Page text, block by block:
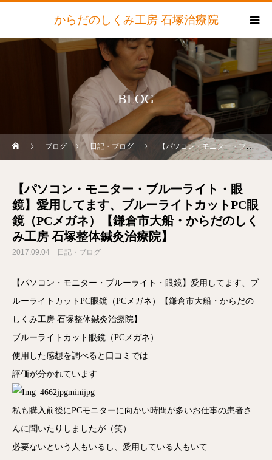
からだのしくみ工房 石塚治療院
BLOG
ブログ 日記・ブログ 【パソコン・モニター・ブルーライト・眼鏡】愛用してます、ブルーライトカットPC眼鏡（PCメガネ）【鎌倉市大船・からだのしくみ工房 石塚整体鍼灸治療院】
【パソコン・モニター・ブルーライト・眼
鏡】愛用してます、ブルーライトカットPC眼
鏡（PCメガネ）【鎌倉市大船・からだのしく
み工房 石塚整体鍼灸治療院】
2017.09.04 日記・ブログ
【パソコン・モニター・ブルーライト・眼鏡】愛用してます、ブ
ルーライトカットPC眼鏡（PCメガネ）【鎌倉市大船・からだの
しくみ工房 石塚整体鍼灸治療院】
ブルーライトカット眼鏡（PCメガネ）
使用した感想を調べると口コミでは
評価が分かれています
私も購入前後にPCモニターに向かい時間が多いお仕事の患者さ
んに聞いたりしましたが（笑）
必要ないという人もいるし、愛用している人もいて